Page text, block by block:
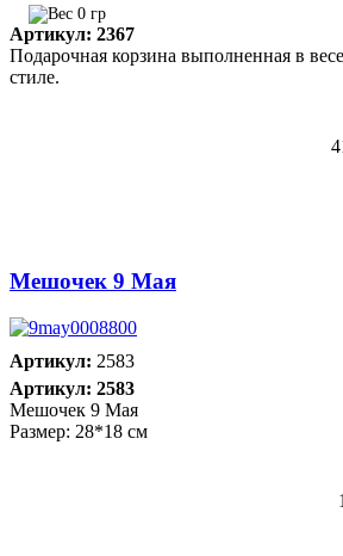
0 гр
Артикул: 2367
Подарочная корзина выполненная в
стиле.
Мешочек 9 Мая
Артикул: 2583
Артикул: 2583
Мешочек 9 Мая
Размер: 28*18 см